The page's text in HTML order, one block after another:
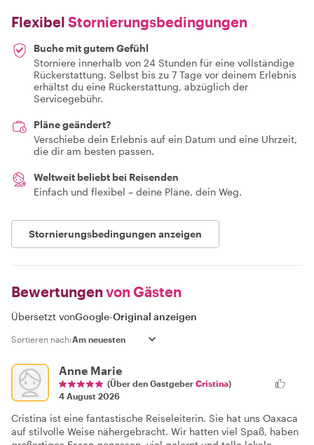
Flexibel Stornierungsbedingungen
Buche mit gutem Gefühl
Storniere innerhalb von 24 Stunden für eine vollständige
Rückerstattung. Selbst bis zu 7 Tage vor deinem Erlebnis
erhältst du eine Rückerstattung, abzüglich der
Servicegebühr.
Pläne geändert?
Verschiebe dein Erlebnis auf ein Datum und eine Uhrzeit,
die dir am besten passen.
Weltweit beliebt bei Reisenden
Einfach und flexibel – deine Pläne, dein Weg.
Stornierungsbedingungen anzeigen
Bewertungen von Gästen
Übersetzt vonGoogle-Original anzeigen
Sortieren nach:
Anne Marie
(Über den Gastgeber Cristina)
4 August 2026
Cristina ist eine fantastische Reiseleiterin. Sie hat uns Oaxaca
auf stilvolle Weise nähergebracht. Wir hatten viel Spaß, haben